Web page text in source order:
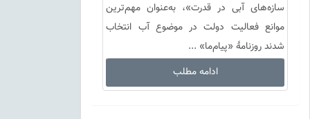
سازه‌های آبی در قدرت»، به‌عنوان مهم‌ترین
موانع فعالیت دولت در موضوع آب انتخاب
شدند روزنامۀ «پیام‌ما» ...
ادامه مطلب